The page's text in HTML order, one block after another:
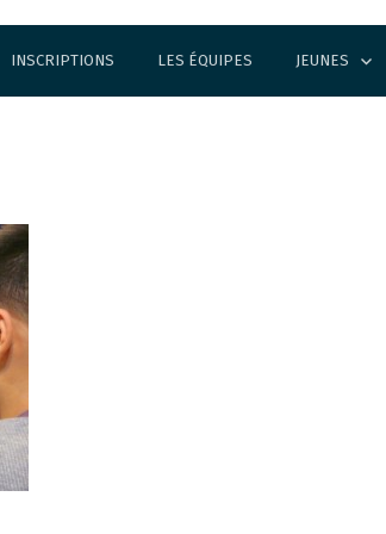
INSCRIPTIONS LES ÉQUIPES JEUNES